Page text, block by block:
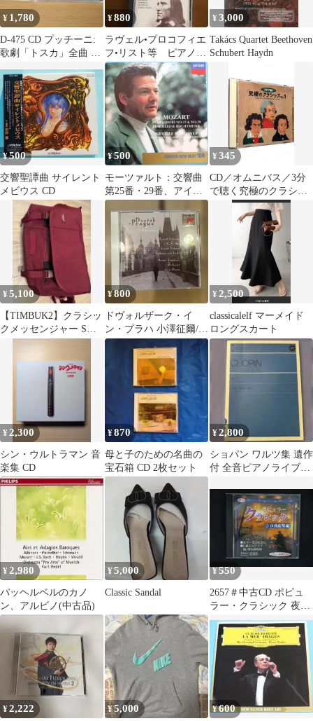
¥ 1,780
D-475 CD プッチーニ:
歌劇「トスカ」全曲 シ
¥880
ラヴェル•プロコフィエ
フ•リスト等 ピアノ作
品3CD
¥3,000
Takács Quartet Beethoven
Schubert Haydn
¥500
交響聖譚曲 サイレント
メビウス CD
¥500
モーツァルト：交響曲
第25番・29番、アイ
ネ・クライネ・ナハト
ムジーク
¥345
CD／オムニバス／3分
で聴く究極のクラシッ
クVOL.1
¥5,100
【TIMBUK2】クラシッ
クメッセンジャー Sサ
¥800
ドヴォルザーク・イ
ン・プラハ 小澤征爾/ボ
ストンso. ヨーヨー・マ
(VC) …
¥2,500
classicalelf マーメイド
ロングスカート
¥ 2,300
シン・ウルトラマン 音
楽集 CD
¥870
母と子のための名曲の
宝石箱 CD 2枚セット
¥2,800
ショパン ワルツ集 遺作
付 全音ピアノライブラ
¥2,980
パッヘルベルのカノ
ン、アルビノ(中古品)
¥5,000
Classic Sandal
¥550
2657＃中古CD ポピュ
ラー・クラシック 夜曲
総集編
¥2,222 ¥5,000 ¥600